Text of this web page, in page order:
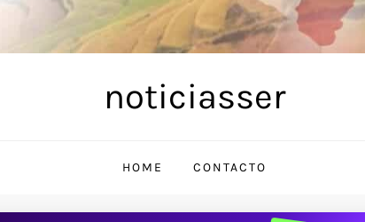
noticiasser
HOME CONTACTO